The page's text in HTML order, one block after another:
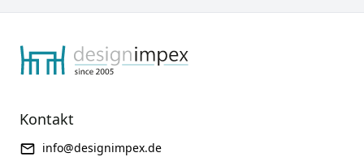
Kontakt
info@designimpex.de